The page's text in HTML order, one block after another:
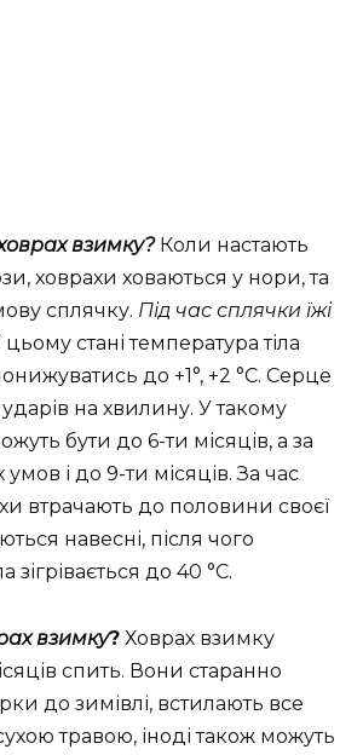
взимку?Коли настають
ховрахи ховаються у нори, та
сплячку. Під час сплячки їжі
цьому стані температура тіла
до +1°, +2 °C. Серце
ударів на хвилину. У такому
бути до 6-ти місяців, а за
і до 9-ти місяців. За час
втрачають до половини своєї
навесні, після чого
зігрівається до 40 °C.
взимку? Ховрах взимку
спить. Вони старанно
до зимівлі, встилають все
травою, іноді також можуть